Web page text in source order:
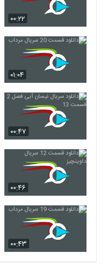
سریال Friends فصل اول قسمت 23
۲۰۶ بازدید
25
سریال Friends فصل دوم قسمت 1
سریال Friends فصل دوم قسمت 2
۴۹۹ بازدید
سریال Friends فصل دوم قسمت 4
سریال Friends فصل دوم قسمت 5
۰۰:۲۲
۰۱:۰۴
۰۰:۴۷
۰۰:۴۶
۰۰:۴۳